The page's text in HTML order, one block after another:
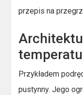
przepis na
Przykładem
pustynny. Jego